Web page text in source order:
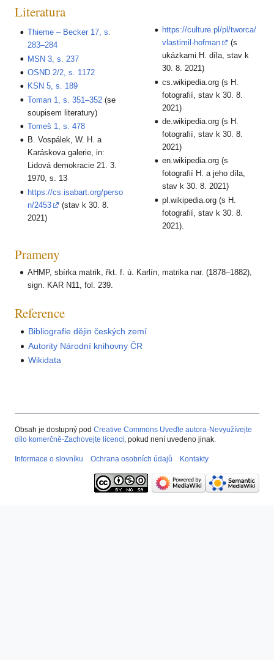
Literatura
Thieme – Becker 17, s.
283–284
MSN 3, s. 237
OSND 2/2, s. 1172
KSN 5, s. 189
Toman 1, s. 351–352 (se
soupisem literatury)
Tomeš 1, s. 478
B. Vospálek, W. H. a
Karáskova galerie, in:
Lidová demokracie 21. 3.
1970, s. 13
https://cs.isabart.org/perso
n/2453
(stav k 30. 8.
2021)
https://culture.pl/pl/tworca/
vlastimil-hofman
(s
ukázkami H. díla, stav k
30. 8. 2021)
cs.wikipedia.org (s H.
fotografií, stav k 30. 8.
2021)
de.wikipedia.org (s H.
fotografií, stav k 30. 8.
2021)
en.wikipedia.org (s
fotografií H. a jeho díla,
stav k 30. 8. 2021)
pl.wikipedia.org (s H.
fotografií, stav k 30. 8.
2021).
Prameny
AHMP, sbírka matrik, řkt. f. ú. Karlín, matrika nar. (1878–1882),
sign. KAR N11, fol. 239.
Reference
Bibliografie dějin českých zemí
Autority Národní knihovny ČR
Wikidata
Obsah je dostupný pod Creative Commons Uveďte autora-Nevyužívejte
dílo komerčně-Zachovejte licenci , pokud není uvedeno jinak.
Informace o slovníku Ochrana osobních údajů Kontakty